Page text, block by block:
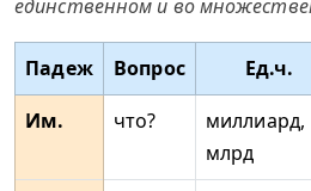
единственном и во
Падеж Вопрос Ед.ч.
Им.
что?
миллиард,
млрд